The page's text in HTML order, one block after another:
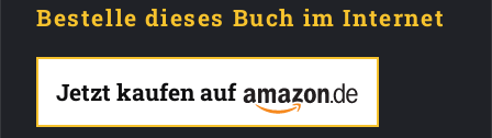
Bestelle dieses Buch im Internet
Jetzt kaufen auf